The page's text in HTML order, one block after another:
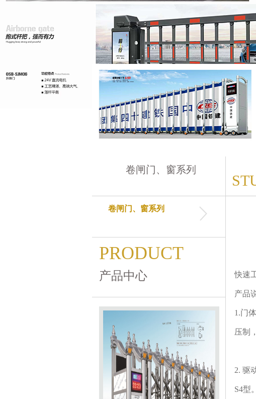
卷闸门、窗系列
卷闸门、窗系列
PRODUCT
产品中心 快速
产品
1.门
压制
2. 驱
S4型。